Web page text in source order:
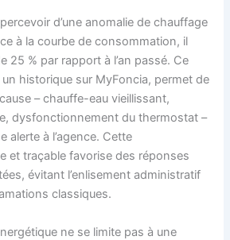
d’une anomalie de chauffage
à la courbe de consommation, il
25 % par rapport à l’an passé. Ce
historique sur MyFoncia, permet de
– chauffe-eau vieillissant,
dysfonctionnement du thermostat –
alerte à l’agence. Cette
et traçable favorise des réponses
évitant l’enlisement administratif
classiques.
ne se limite pas à une